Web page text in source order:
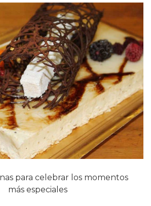
para celebrar los momentos
más especiales